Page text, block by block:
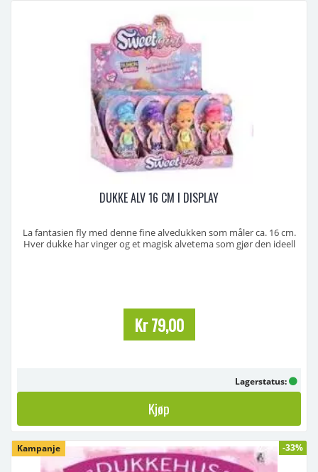
DUKKE ALV 16 CM I DISPLAY
La fantasien fly med denne fine alvedukken som måler ca. 16 cm.
Hver dukke har vinger og et magisk alvetema som gjør den ideell
Kr 79,00
Lagerstatus:
Kjøp
Kampanje -33%